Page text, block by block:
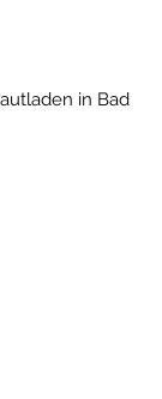
in Bad